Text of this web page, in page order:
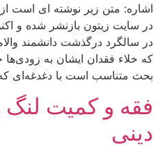
اشاره: متن زیر نوشته ای است از
در سایت زیتون بازنشر شده و
در سالگرد درگذشت دانشمند
که خلاء فقدان ایشان به
بحث متناسب است با دغدغه‌ای
فقه و کمیت
دینی